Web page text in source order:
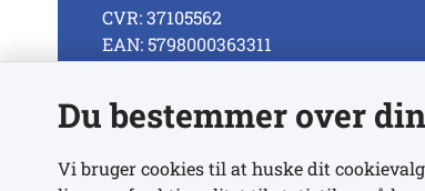
CVR: 37105562
EAN: 5798000363311
Se alle kontaktnumre
Du bestemmer over
Vi bruger cookies til at huske dit